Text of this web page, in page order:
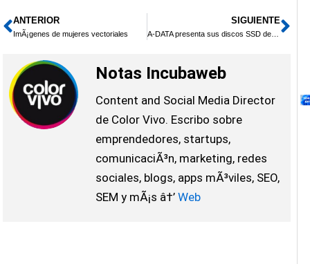
Ant
ANTERIOR
ImÃ¡genes de mujeres vectoriales
SIGUIENTE
A-DATA presenta sus discos SSD de 512 GB
Notas Incubaweb
Content and Social Media Director
de Color Vivo. Escribo sobre
emprendedores, startups,
comunicaciÃ³n, marketing, redes
sociales, blogs, apps mÃ³viles, SEO,
SEM y mÃ¡s â†’ Web